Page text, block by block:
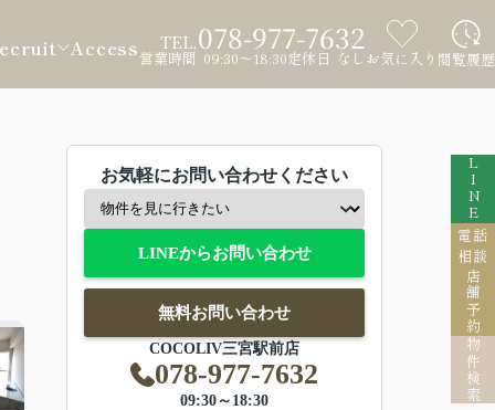
Access TEL.078-977-7632
営業時間 09:30～18:30定休日 なし お気に入り 閲覧履歴
LINE
電話
相談
店舗予約
物件検索
お気軽にお問い合わせください
LINEからお問い合わせ
無料お問い合わせ
COCOLIV三宮駅前店
078-977-7632
09:30～18:30